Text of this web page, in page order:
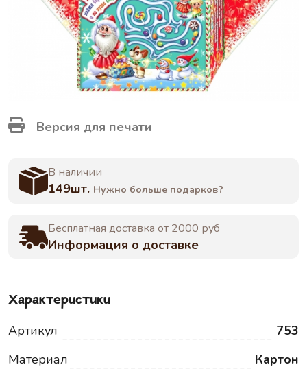
Версия для печати
В наличии
149шт. Нужно больше подарков?
Бесплатная доставка от 2000 руб
Информация о доставке
Характеристики
Артикул
753
Материал
Картон